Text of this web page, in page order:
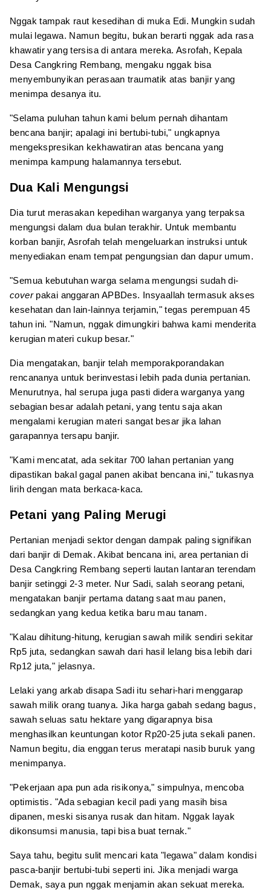
Nggak tampak raut kesedihan di muka Edi. Mungkin sudah
mulai legawa. Namun begitu, bukan berarti nggak ada rasa
khawatir yang tersisa di antara mereka. Asrofah, Kepala
Desa Cangkring Rembang, mengaku nggak bisa
menyembunyikan perasaan traumatik atas banjir yang
menimpa desanya itu.
"Selama puluhan tahun kami belum pernah dihantam
bencana banjir; apalagi ini bertubi-tubi," ungkapnya
mengekspresikan kekhawatiran atas bencana yang
menimpa kampung halamannya tersebut.
Dua Kali Mengungsi
Dia turut merasakan kepedihan warganya yang terpaksa
mengungsi dalam dua bulan terakhir. Untuk membantu
korban banjir, Asrofah telah mengeluarkan instruksi untuk
menyediakan enam tempat pengungsian dan dapur umum.
"Semua kebutuhan warga selama mengungsi sudah di-
cover pakai anggaran APBDes. Insyaallah termasuk akses
kesehatan dan lain-lainnya terjamin," tegas perempuan 45
tahun ini. "Namun, nggak dimungkiri bahwa kami menderita
kerugian materi cukup besar."
Dia mengatakan, banjir telah memporakporandakan
rencananya untuk berinvestasi lebih pada dunia pertanian.
Menurutnya, hal serupa juga pasti didera warganya yang
sebagian besar adalah petani, yang tentu saja akan
mengalami kerugian materi sangat besar jika lahan
garapannya tersapu banjir.
"Kami mencatat, ada sekitar 700 lahan pertanian yang
dipastikan bakal gagal panen akibat bencana ini," tukasnya
lirih dengan mata berkaca-kaca.
Petani yang Paling Merugi
Pertanian menjadi sektor dengan dampak paling signifikan
dari banjir di Demak. Akibat bencana ini, area pertanian di
Desa Cangkring Rembang seperti lautan lantaran terendam
banjir setinggi 2-3 meter. Nur Sadi, salah seorang petani,
mengatakan banjir pertama datang saat mau panen,
sedangkan yang kedua ketika baru mau tanam.
"Kalau dihitung-hitung, kerugian sawah milik sendiri sekitar
Rp5 juta, sedangkan sawah dari hasil lelang bisa lebih dari
Rp12 juta," jelasnya.
Lelaki yang arkab disapa Sadi itu sehari-hari menggarap
sawah milik orang tuanya. Jika harga gabah sedang bagus,
sawah seluas satu hektare yang digarapnya bisa
menghasilkan keuntungan kotor Rp20-25 juta sekali panen.
Namun begitu, dia enggan terus meratapi nasib buruk yang
menimpanya.
"Pekerjaan apa pun ada risikonya," simpulnya, mencoba
optimistis. "Ada sebagian kecil padi yang masih bisa
dipanen, meski sisanya rusak dan hitam. Nggak layak
dikonsumsi manusia, tapi bisa buat ternak."
Saya tahu, begitu sulit mencari kata "legawa" dalam kondisi
pasca-banjir bertubi-tubi seperti ini. Jika menjadi warga
Demak, saya pun nggak menjamin akan sekuat mereka.